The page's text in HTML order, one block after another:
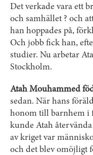
Det verkade vara ett
och samhället ? och
han hoppades på,
Och jobb fick han,
studier. Nu arbetar
Stockholm.
Atah Mouhammed
sedan. När hans
honom till barnhem i
kunde Atah
av kriget var
och det blev omöjligt